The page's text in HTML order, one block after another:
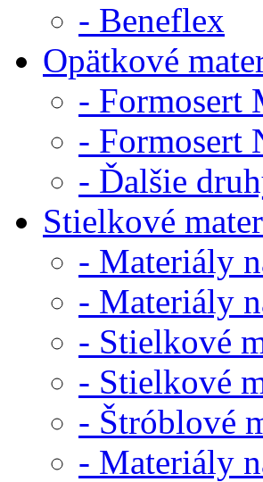
- Beneflex
Opätkové
- Formosert
- Formosert
- Ďalšie
Stielkové
- Materiály
- Materiály
- Stielkové
- Stielkové
- Štróblové
- Materiály